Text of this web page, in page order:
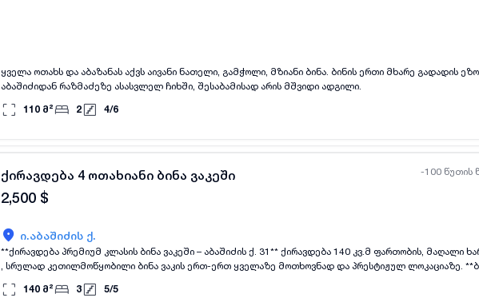
ყველა ოთახს და აბაზანას აქვს აივანი ნათელი, გამჭოლი, მზიანი ბინა. ბინის ერთი მხარე გადადის
აბაშიძიდან რაზმაძეზე ასასვლელ ჩიხში, შესაბამისად არის მშვიდი ადგილი.
110 მ² 2 4/6
-100 წუთის
ყველა ფოტო+(11)
ქირავდება 4 ოთახიანი ბინა ვაკეში
2,500 $
ი.აბაშიძის ქ.
**ქირავდება პრემიუმ კლასის ბინა ვაკეში – აბაშიძის ქ. 31** ქირავდება 140 კვ.მ ფართობის, მაღალი ხარისხის რემონტით
, სრულად კეთილმოწყობილი ბინა ვაკის ერთ-ერთ ყველაზე მოთხოვნად და პრესტიჟულ ლოკაციაზე. **ბინის
მახასიათებლები:** * 140 კვ.მ * 3 საძინებელი * 2 სველი წერტილი * ფართო და ნათელი მისაღები * იზოლირებული,
სრულად აღჭურვილი სამზარეულო * აივანი * ცენტრალური გათბობა * კონდიციონერი * სარეცხი და
140 მ² 3 5/5